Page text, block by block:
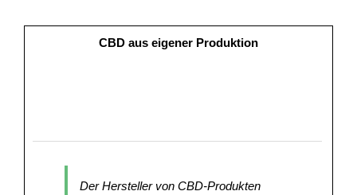
CBD aus eigener Produktion
Der Hersteller von CBD-Produkten